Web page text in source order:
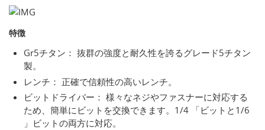
特徴
Gr5チタン： 抜群の強度と耐久性を誇るグレード5チタン
製。
レンチ： 正確で信頼性の高いレンチ。
ビットドライバー： 様々なネジやファスナーに対応する
ため、簡単にビットを交換できます。1/4 「ビットと1/6
」ビットの両方に対応。